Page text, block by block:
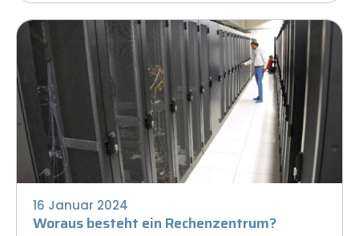
16 Januar 2024
Woraus besteht ein Rechenzentrum?